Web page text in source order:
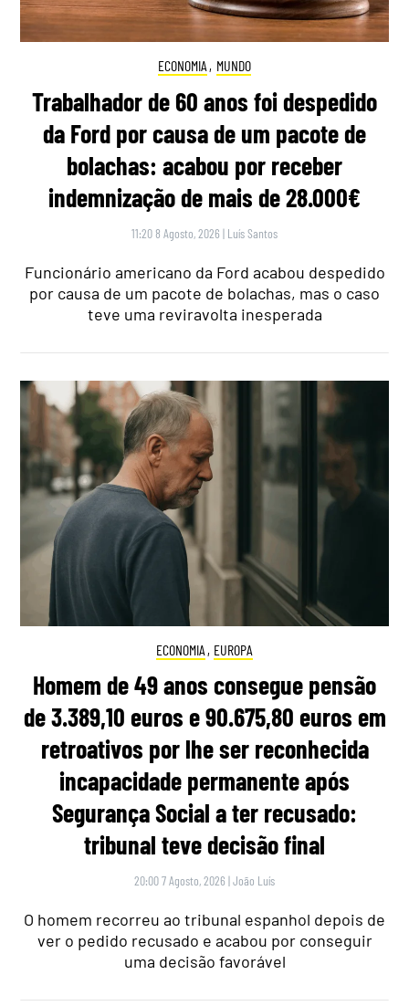
ECONOMIA , MUNDO
Trabalhador de 60 anos foi despedido
da Ford por causa de um pacote de
bolachas: acabou por receber
indemnização de mais de 28.000€
11:20 8 Agosto, 2026 | Luís Santos
Funcionário americano da Ford acabou despedido
por causa de um pacote de bolachas, mas o caso
teve uma reviravolta inesperada
ECONOMIA , EUROPA
Homem de 49 anos consegue pensão
de 3.389,10 euros e 90.675,80 euros em
retroativos por lhe ser reconhecida
incapacidade permanente após
Segurança Social a ter recusado:
tribunal teve decisão final
20:00 7 Agosto, 2026 |João Luís
O homem recorreu ao tribunal espanhol depois de
ver o pedido recusado e acabou por conseguir
uma decisão favorável